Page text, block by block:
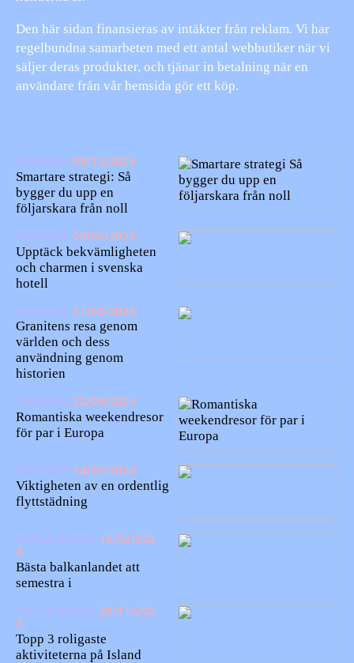
Den här sidan finansieras av intäkter från reklam. Vi har
regelbundna samarbeten med ett antal webbutiker när vi
säljer deras produkter, och tjänar in betalning när en
användare från vår hemsida gör ett köp.
TRENDER 08/12/2025
Smartare strategi: Så
bygger du upp en
följarskara från noll
TRENDER 09/06/2025
Upptäck bekvämligheten
och charmen i svenska
hotell
TRENDER 31/03/2025
Granitens resa genom
världen och dess
användning genom
historien
TRENDER 22/08/2024
Romantiska weekendresor
för par i Europa
TRENDER 14/05/2024
Viktigheten av en ordentlig
flyttstädning
UPPLEVELSER 15/02/202
4
Bästa balkanlandet att
semestra i
UPPLEVELSER 29/11/202
3
Topp 3 roligaste
aktiviteterna på Island